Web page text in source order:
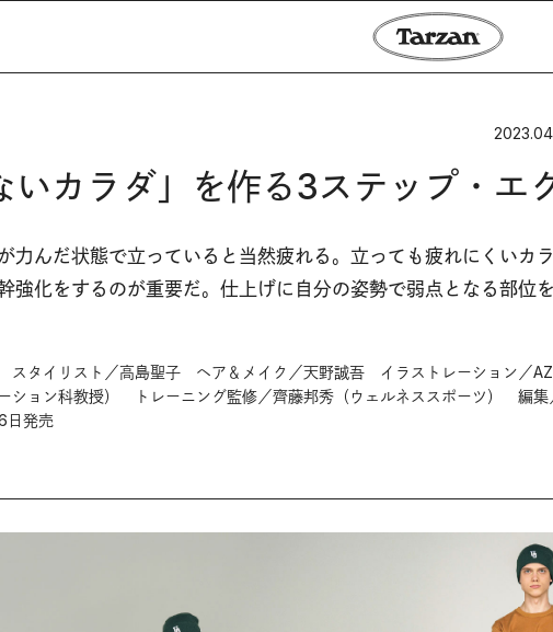
いカラダ」を作る3ステップ・エ
力んだ状態で立っていると当然疲れる。立っても疲れにくいカ
強化をするのが重要だ。仕上げに自分の姿勢で弱点となる部位
タイリスト／高島聖子 ヘア＆メイク／天野誠吾 イラストレーション／
ション科教授） トレーニング監修／齊藤邦秀（ウェルネススポーツ） 編集
日発売